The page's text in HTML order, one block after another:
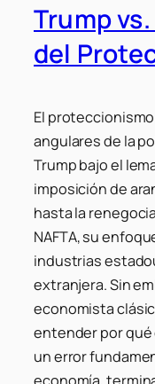
Trump
del
El
angulares de la
Trump bajo el
imposición de
hasta la
NAFTA, su
industrias
extranjera. Sin
economista
entender por
un error